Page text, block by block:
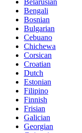
Bengali
Bosnian
Bulgarian
Cebuano
Chichewa
Corsican
Croatian
Dutch
Estonian
Filipino
Finnish
Frisian
Galician
Georgian